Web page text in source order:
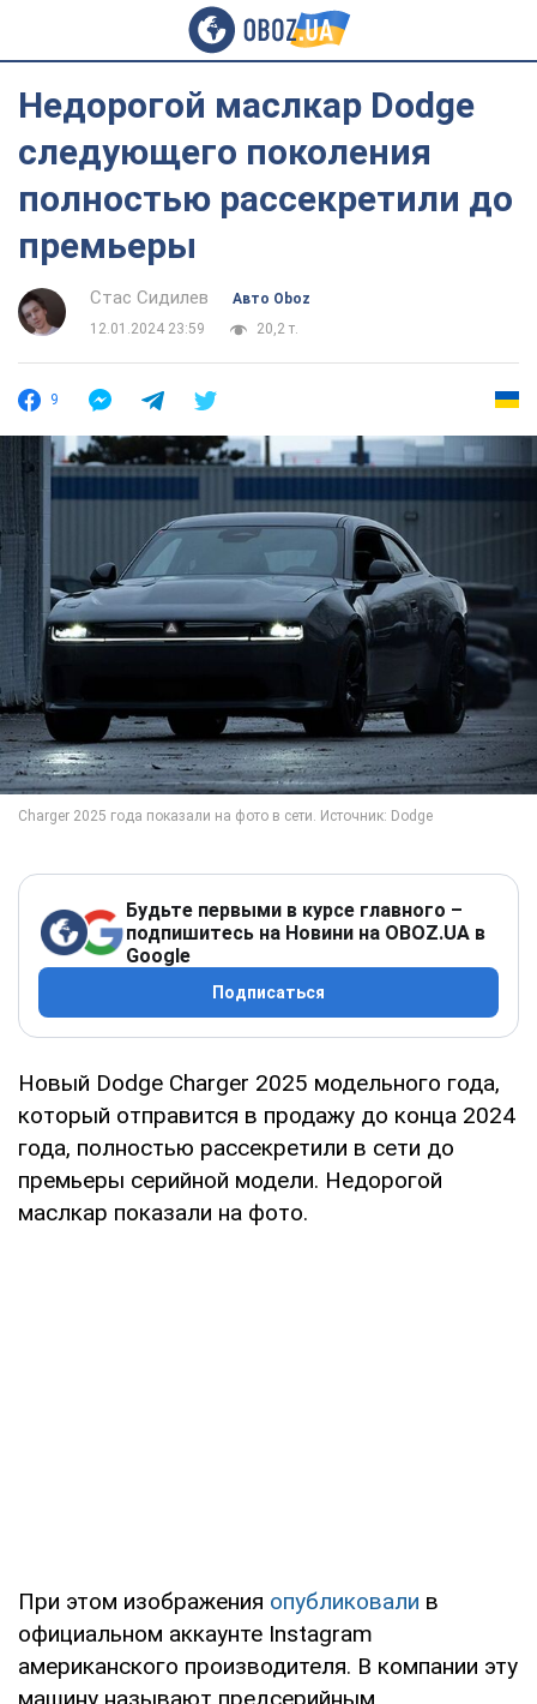
Недорогой маслкар Dodge
следующего поколения
полностью рассекретили до
премьеры
Стас Сидилев
Авто Oboz
12.01.2024 23:59
20,2 т.
9
Будьте первыми в курсе главного –
подпишитесь на Новини на OBOZ.UA в
Google
Подписаться
Новый Dodge Charger 2025 модельного года,
который отправится в продажу до конца 2024
года, полностью рассекретили в сети до
премьеры серийной модели. Недорогой
маслкар показали на фото.
При этом изображения опубликовали в
официальном аккаунте Instagram
американского производителя. В компании эту
машину называют предсерийным